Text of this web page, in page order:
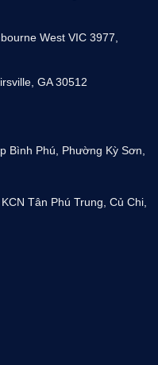
West VIC 3977,
GA 30512
Bình Phú, Phường Kỳ Sơn,
Tân Phú Trung, Củ Chi,